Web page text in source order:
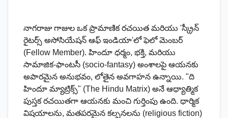
నాగరాజు గాజుల ఒక ప్రామాణిక రచయిత మరియు 'స్క్రీన్
రైటర్స్ అసోసియేషన్ ఆఫ్ ఇండియా'లో ఫెలో మెంబర్
(Fellow Member). హిందూ ధర్మం, భక్తి, మరియు
సామాజిక-ఫాంటసీ (socio-fantasy) అంశాలపై ఆయనకు
అపారమైన అనుభవం, లోతైన అవగాహన ఉన్నాయి. "ది
హిందూ మ్యాట్రిక్స్" (The Hindu Matrix) అనే ఆధ్యాత్మిక
పుస్తక రచయితగా ఆయనకు మంచి గుర్తింపు ఉంది. ధార్మిక
విషయాలను, మతపరమైన కల్పనలను (religious fiction)